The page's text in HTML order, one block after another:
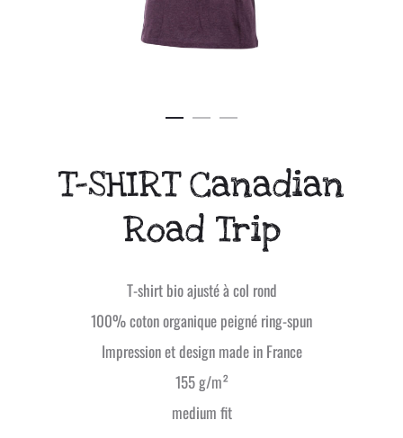
T-SHIRT Canadian
Road Trip
T-shirt bio ajusté à col rond
100% coton organique peigné ring-spun
Impression et design made in France
155 g/m²
medium fit